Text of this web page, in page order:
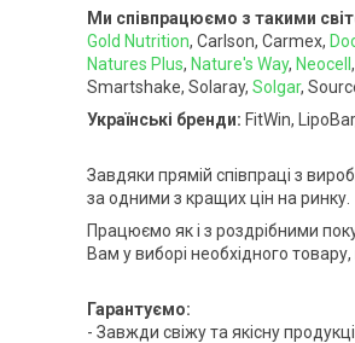
Ми співпрацюємо з такими
Gold Nutrition, Carlson, Carmex,
Natures Plus, Nature's Way, Neocell
Smartshake, Solaray, Solgar,
Українські бренди: FitWin,
Завдяки прямій співпраці з
за одними з кращих цін на ринку.
Працюємо як і з роздрібними
Вам у виборі необхідного
Гарантуємо:
- Завжди свіжу та якісну